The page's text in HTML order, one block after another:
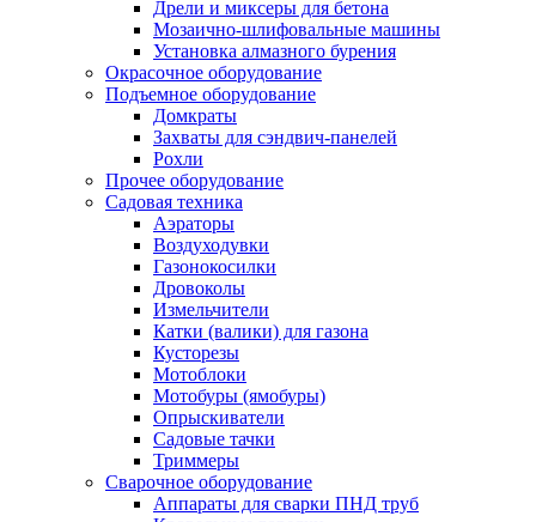
Дрели и миксеры для бетона
Мозаично-шлифовальные машины
Установка алмазного бурения
Окрасочное оборудование
Подъемное оборудование
Домкраты
Захваты для сэндвич-панелей
Рохли
Прочее оборудование
Садовая техника
Аэраторы
Воздуходувки
Газонокосилки
Дровоколы
Измельчители
Катки (валики) для газона
Кусторезы
Мотоблоки
Мотобуры (ямобуры)
Опрыскиватели
Садовые тачки
Триммеры
Сварочное оборудование
Аппараты для сварки ПНД труб